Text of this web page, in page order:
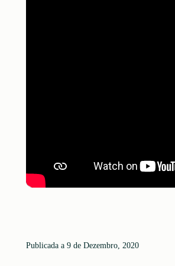
Publicada a 9 de Dezembro, 2020